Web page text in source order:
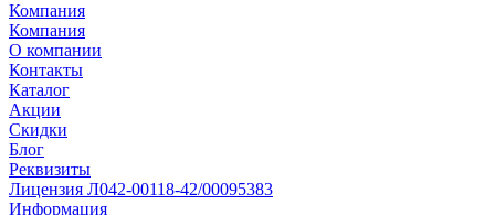
Компания
Компания
О компании
Контакты
Каталог
Акции
Скидки
Блог
Реквизиты
Лицензия Л042-00118-42/00095383
Информация